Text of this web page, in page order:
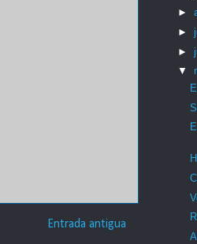
Entrada antigua
►
►
►
▼